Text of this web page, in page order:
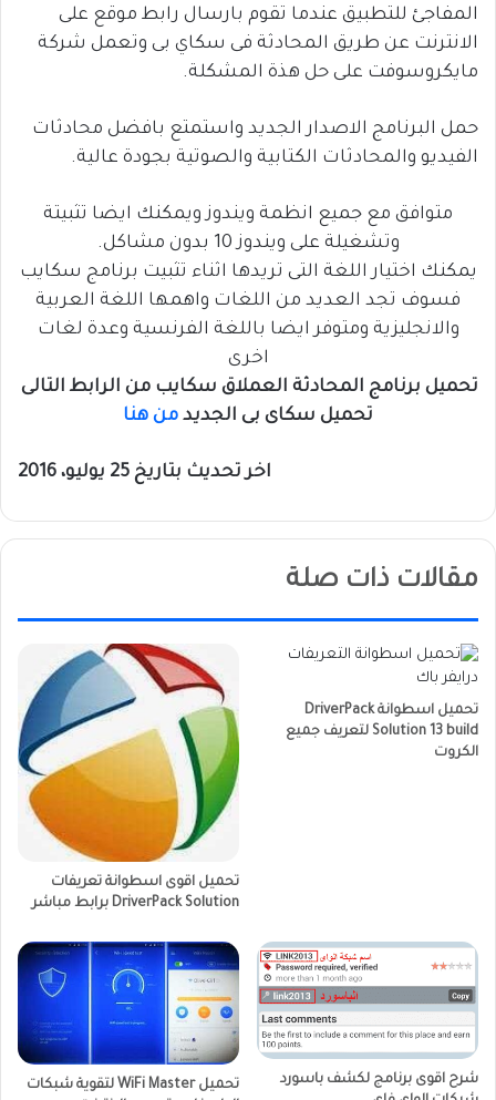
المفاجئ للتطبيق عندما تقوم بارسال رابط موقع على
الانترنت عن طريق المحادثة فى سكاي بى وتعمل شركة
مايكروسوفت على حل هذة المشكلة.
حمل البرنامج الاصدار الجديد واستمتع بافضل محادثات
الفيديو والمحادثات الكتابية والصوتية بجودة عالية.
متوافق مع جميع انظمة ويندوز ويمكنك ايضا تثبيتة
وتشغيلة على ويندوز 10 بدون مشاكل.
يمكنك اختيار اللغة التى تريدها اثناء تثبيت برنامج سكايب
فسوف تجد العديد من اللغات واهمها اللغة العربية
والانجليزية ومتوفر ايضا باللغة الفرنسية وعدة لغات
اخرى
تحميل برنامج المحادثة العملاق سكايب من الرابط التالى
تحميل سكاى بى الجديد من هنا
اخر تحديث بتاريخ 25 يوليو، 2016
مقالات ذات صلة
تحميل اسطوانة DriverPack
Solution 13 build لتعريف جميع
الكروت
تحميل اقوى اسطوانة تعريفات
DriverPack Solution برابط مباشر
شرح اقوى برنامج لكشف باسورد
تحميل WiFi Master لتقوية شبكات